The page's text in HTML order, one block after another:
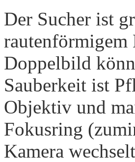
Der Sucher ist
rautenförmigem
Doppelbild
Sauberkeit ist
Objektiv und
Fokusring
Kamera